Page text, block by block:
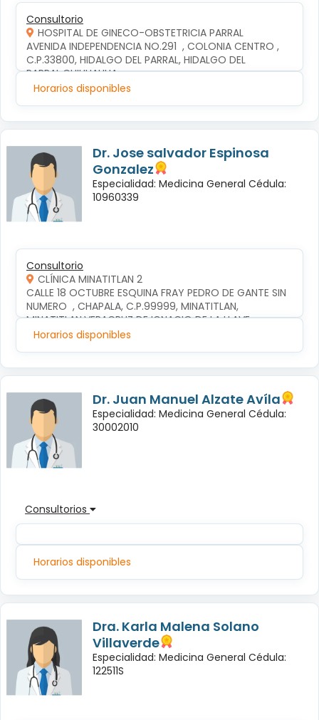
Consultorio
HOSPITAL DE GINECO-OBSTETRICIA PARRAL
AVENIDA INDEPENDENCIA NO.291  , COLONIA CENTRO ,
C.P.33800, HIDALGO DEL PARRAL, HIDALGO DEL
PARRAL,CHIHUAHUA
Horarios disponibles
Dr. Jose salvador Espinosa
Gonzalez
Especialidad: Medicina General Cédula:
10960339
Consultorio
CLÍNICA MINATITLAN 2
CALLE 18 OCTUBRE ESQUINA FRAY PEDRO DE GANTE SIN
NUMERO  , CHAPALA, C.P.99999, MINATITLAN,
MINATITLAN,VERACRUZ DE IGNACIO DE LA LLAVE
Horarios disponibles
Dr. Juan Manuel Alzate Avíla
Especialidad: Medicina General Cédula:
30002010
Consultorios
Horarios disponibles
Dra. Karla Malena Solano
Villaverde
Especialidad: Medicina General Cédula:
122511S